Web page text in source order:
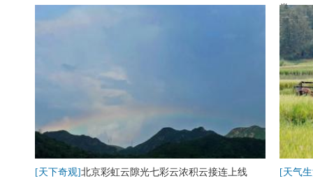
卷
[天下奇观]北京彩虹云隙光七彩云浓积云接连上线 [天气